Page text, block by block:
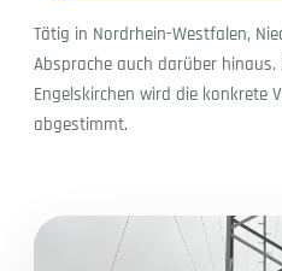
Tätig in Nordrhein-Westfalen,
Absprache auch darüber hinaus.
Engelskirchen wird die konkrete
abgestimmt.